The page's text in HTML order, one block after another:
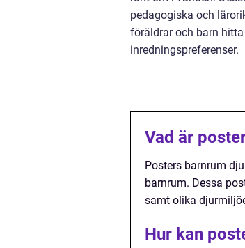
pedagogiska och
föräldrar och barn
inredningspreferenser.
Vad är
Posters barnrum
barnrum. Dessa
samt olika
Hur kan